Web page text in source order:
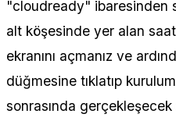
"cloudready" ibaresinden
alt köşesinde yer alan saat
ekranını açmanız ve
düğmesine tıklatıp
sonrasında